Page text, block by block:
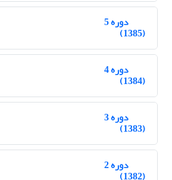
دوره 5
(1385)
دوره 4
(1384)
دوره 3
(1383)
دوره 2